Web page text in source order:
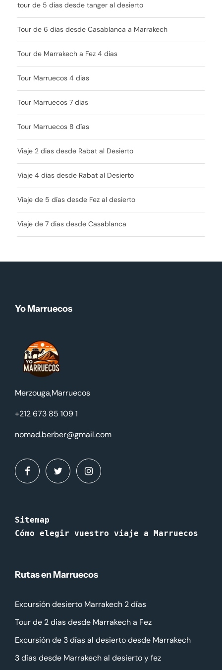
tour de 5 dias desde tanger al desierto
Tour de 6 dias desde Casablanca a Marrakech
Tour de Marrakech a Fez 4 dias
Tour Marruecos 4 dias
Tour Marruecos 7 dias
Tour Marruecos 8 días
Viaje 2 dias desde Rabat al Desierto
Viaje 4 dias desde Rabat al Desierto
Viaje de 5 días desde Fez al desierto
Viaje de 7 dias desde Casablanca
Yo Marruecos
Merzouga,Marruecos
+212 673 85 109 1
nomad.berber@gmail.com
Sitemap
Cómo elegir vuestro viaje a Marruecos
Rutas en Marruecos
Excursión desierto Marrakech 2 días
Tour de 2 dias desde Marrakech a Fez
Excursión de 3 días al desierto desde Marrakech
3 días desde Marrakech al desierto y fez